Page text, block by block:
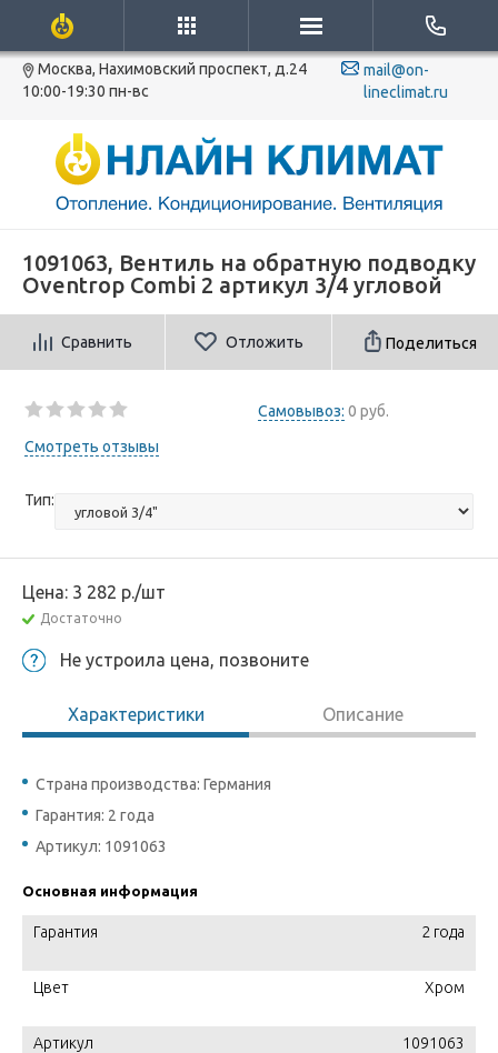
Москва, Нахимовский проспект, д.24
10:00-19:30 пн-вс
mail@on-
lineclimat.ru
1091063, Вентиль на обратную подводку
Oventrop Combi 2 артикул 3/4 угловой
Сравнить Отложить Поделиться
Самовывоз: 0 руб.
Смотреть отзывы
Тип:
Цена: 3 282 р./шт
Достаточно
Не устроила цена, позвоните
Характеристики Описание
Страна производства: Германия
Гарантия: 2 года
Артикул: 1091063
Основная информация
Гарантия 2 года
Цвет Хром
Артикул 1091063